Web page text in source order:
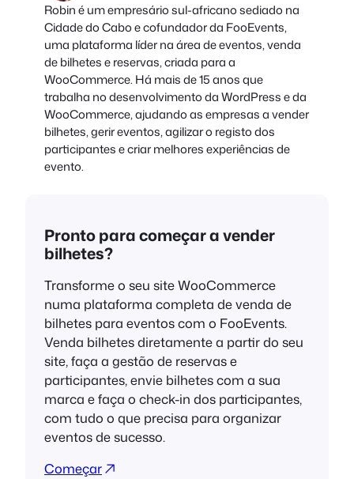
Robin é um empresário sul-africano sediado na
Cidade do Cabo e cofundador da FooEvents,
uma plataforma líder na área de eventos, venda
de bilhetes e reservas, criada para a
WooCommerce. Há mais de 15 anos que
trabalha no desenvolvimento da WordPress e da
WooCommerce, ajudando as empresas a vender
bilhetes, gerir eventos, agilizar o registo dos
participantes e criar melhores experiências de
evento.
Pronto para começar a vender
bilhetes?
Transforme o seu site WooCommerce
numa plataforma completa de venda de
bilhetes para eventos com o FooEvents.
Venda bilhetes diretamente a partir do seu
site, faça a gestão de reservas e
participantes, envie bilhetes com a sua
marca e faça o check-in dos participantes,
com tudo o que precisa para organizar
eventos de sucesso.
Começar